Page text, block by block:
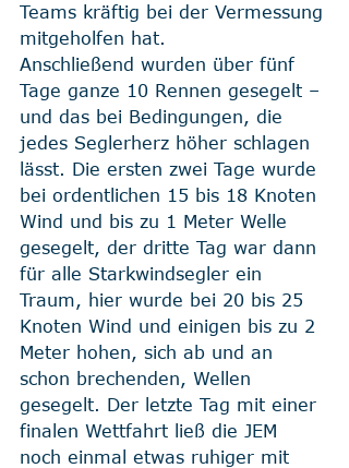
Teams kräftig bei der Vermessung
mitgeholfen hat.
Anschließend wurden über fünf
Tage ganze 10 Rennen gesegelt –
und das bei Bedingungen, die
jedes Seglerherz höher schlagen
lässt. Die ersten zwei Tage wurde
bei ordentlichen 15 bis 18 Knoten
Wind und bis zu 1 Meter Welle
gesegelt, der dritte Tag war dann
für alle Starkwindsegler ein
Traum, hier wurde bei 20 bis 25
Knoten Wind und einigen bis zu 2
Meter hohen, sich ab und an
schon brechenden, Wellen
gesegelt. Der letzte Tag mit einer
finalen Wettfahrt ließ die JEM
noch einmal etwas ruhiger mit